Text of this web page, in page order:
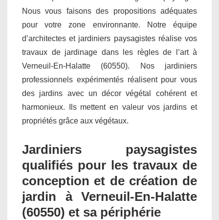
Nous vous faisons des propositions adéquates
pour votre zone environnante. Notre équipe
d’architectes et jardiniers paysagistes réalise vos
travaux de jardinage dans les règles de l’art à
Verneuil-En-Halatte (60550). Nos jardiniers
professionnels expérimentés réalisent pour vous
des jardins avec un décor végétal cohérent et
harmonieux. Ils mettent en valeur vos jardins et
propriétés grâce aux végétaux.
Jardiniers paysagistes
qualifiés pour les travaux de
conception et de création de
jardin à Verneuil-En-Halatte
(60550) et sa périphérie